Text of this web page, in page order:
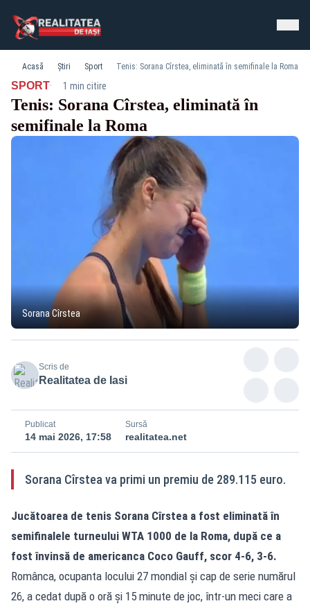
Acasă Știri Sport Tenis: Sorana Cîrstea, eliminată în semifinale la Roma
SPORT· 1 min citire
Tenis: Sorana Cîrstea, eliminată în
semifinale la Roma
Sorana Cîrstea
Scris de
Realitatea de Iasi
Publicat
14 mai 2026, 17:58
Sursă
realitatea.net
Sorana Cîrstea va primi un premiu de 289.115 euro.
Jucătoarea de tenis Sorana Cîrstea a fost eliminată în
semifinalele turneului WTA 1000 de la Roma, după ce a
fost învinsă de americanca Coco Gauff, scor 4-6, 3-6.
Românca, ocupanta locului 27 mondial și cap de serie numărul
26, a cedat după o oră și 15 minute de joc, într-un meci care a